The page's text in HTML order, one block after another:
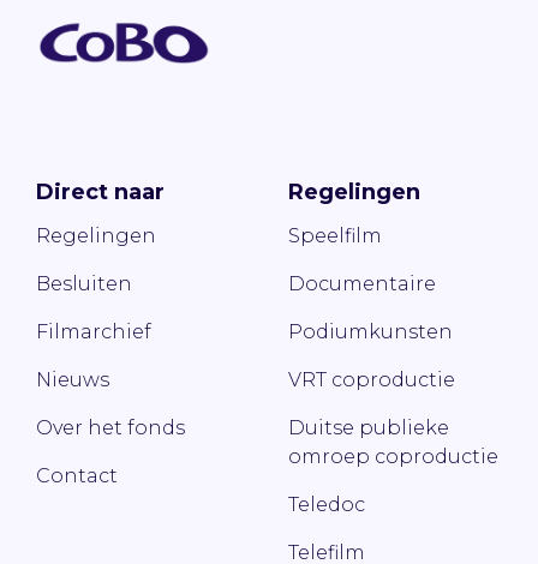
Direct naar
Regelingen
Besluiten
Filmarchief
Nieuws
Over het fonds
Contact
Regelingen
Speelfilm
Documentaire
Podiumkunsten
VRT coproductie
Duitse publieke
omroep coproductie
Teledoc
Telefilm